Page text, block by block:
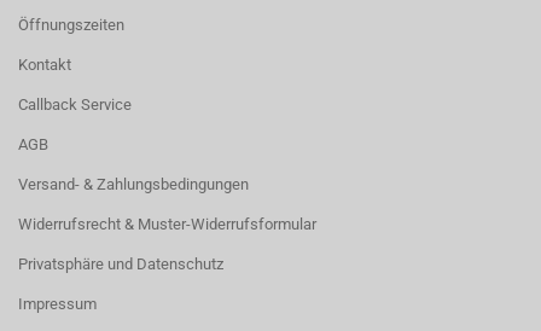
Öffnungszeiten
Kontakt
Callback Service
AGB
Versand- & Zahlungsbedingungen
Widerrufsrecht & Muster-Widerrufsformular
Privatsphäre und Datenschutz
Impressum